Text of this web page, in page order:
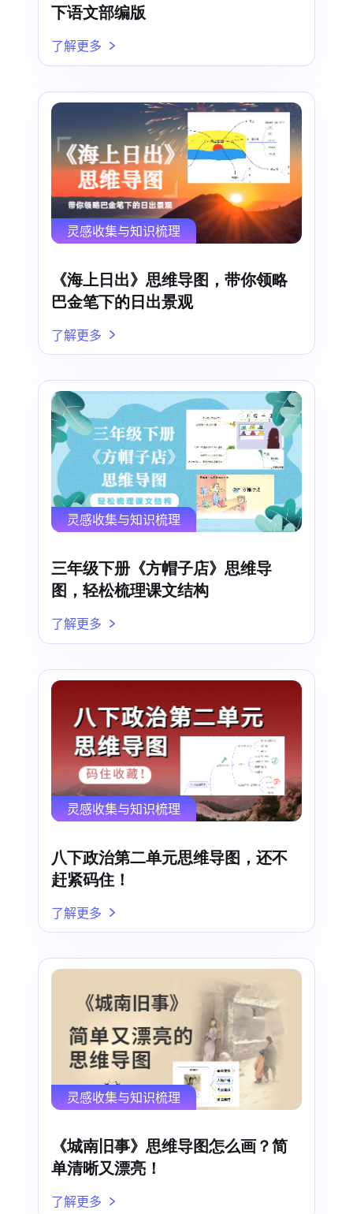
下语文部编版
了解更多
灵感收集与知识梳理
《海上日出》思维导图，带你领略
巴金笔下的日出景观
了解更多
灵感收集与知识梳理
三年级下册《方帽子店》思维导
图，轻松梳理课文结构
了解更多
灵感收集与知识梳理
八下政治第二单元思维导图，还不
赶紧码住！
了解更多
灵感收集与知识梳理
《城南旧事》思维导图怎么画？简
单清晰又漂亮！
了解更多